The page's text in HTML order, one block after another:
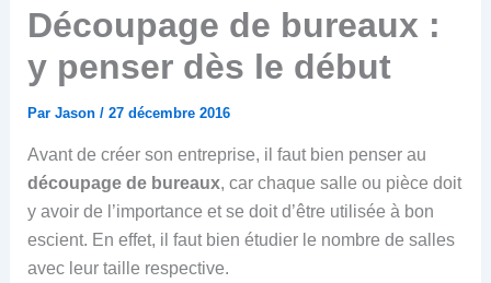
Découpage de bureaux :
y penser dès le début
Par Jason / 27 décembre 2016
Avant de créer son entreprise, il faut bien penser au
découpage de bureaux, car chaque salle ou pièce doit
y avoir de l’importance et se doit d’être utilisée à bon
escient. En effet, il faut bien étudier le nombre de salles
avec leur taille respective.